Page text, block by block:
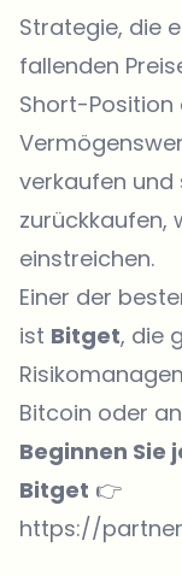
Strategie, die
fallenden
Short-Position
verkaufen und
zurückkaufen,
einstreichen.
Einer der
ist Bitget, die
Bitcoin oder
Beginnen Sie
Bitget 👉
https://